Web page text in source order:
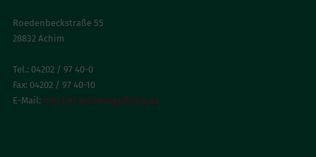
Roedenbeckstraße 55
28832 Achim
Tel.: 04202 / 97 40-0
Fax: 04202 / 97 40-10
E-Mail: info (at) achimergolfclub.de